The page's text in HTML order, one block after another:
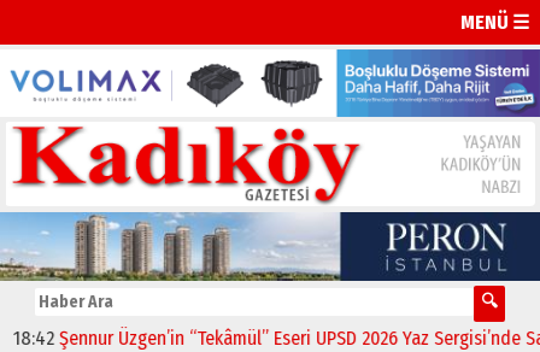
MENÜ ☰
Şennur Üzgen’in “Tekâmül” Eseri UPSD 2026 Yaz Sergisi’nde